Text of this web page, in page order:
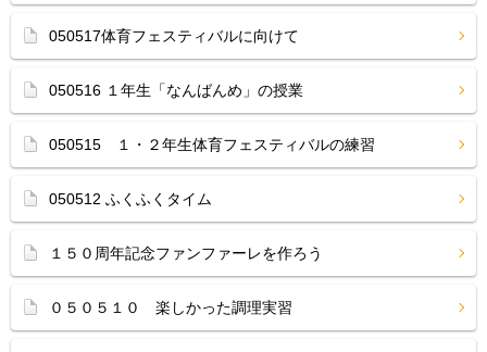
050517体育フェスティバルに向けて
050516 １年生「なんばんめ」の授業
050515 １・２年生体育フェスティバルの練習
050512 ふくふくタイム
１５０周年記念ファンファーレを作ろう
０５０５１０ 楽しかった調理実習